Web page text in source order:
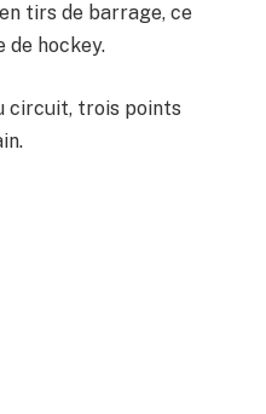
tirs de barrage, ce
de hockey.
circuit, trois points